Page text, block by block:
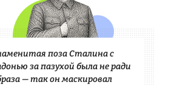
поза Сталина с
за пазухой была не ради
— так он маскировал